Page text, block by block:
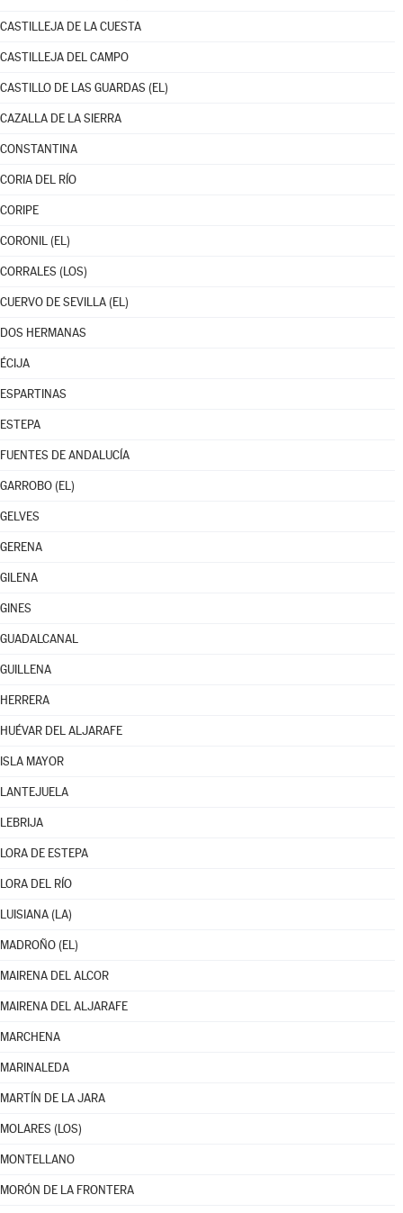
CASTILLEJA DE LA CUESTA
CASTILLEJA DEL CAMPO
CASTILLO DE LAS GUARDAS (EL)
CAZALLA DE LA SIERRA
CONSTANTINA
CORIA DEL RÍO
CORIPE
CORONIL (EL)
CORRALES (LOS)
CUERVO DE SEVILLA (EL)
DOS HERMANAS
ÉCIJA
ESPARTINAS
ESTEPA
FUENTES DE ANDALUCÍA
GARROBO (EL)
GELVES
GERENA
GILENA
GINES
GUADALCANAL
GUILLENA
HERRERA
HUÉVAR DEL ALJARAFE
ISLA MAYOR
LANTEJUELA
LEBRIJA
LORA DE ESTEPA
LORA DEL RÍO
LUISIANA (LA)
MADROÑO (EL)
MAIRENA DEL ALCOR
MAIRENA DEL ALJARAFE
MARCHENA
MARINALEDA
MARTÍN DE LA JARA
MOLARES (LOS)
MONTELLANO
MORÓN DE LA FRONTERA